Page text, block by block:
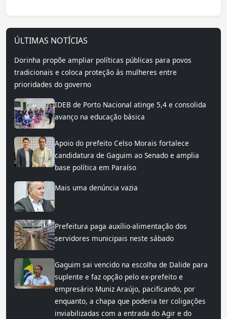
ÚLTIMAS NOTÍCIAS
Dorinha propõe ampliar políticas públicas para povos
tradicionais e coloca proteção às mulheres entre
prioridades do governo
IDEB de Porto Nacional atinge 5,4 e consolida
avanço na educação básica
Apoio do prefeito Celso Morais fortalece
candidatura de Gaguim ao Senado e amplia
base política em Paraíso
Mais uma denúncia vazia
Prefeitura paga auxílio-alimentação dos
servidores municipais neste sábado
Gaguim sai vencido na escolha de Dalide para
suplente e faz opção pelo ex-prefeito e
empresário Muniz Araújo, pacificando, por
enquanto, a chapa que poderia ter coligações
inviabilizadas com a entrada do Agir e do